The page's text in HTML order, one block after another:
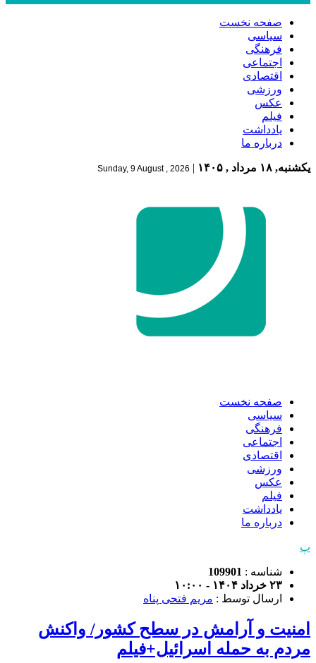
صفحه نخست
سیاسی
فرهنگی
اجتماعی
اقتصادی
ورزشی
عکس
فیلم
یادداشت
درباره ما
یکشنبه, ۱۸ مرداد , ۱۴۰۵ |
Sunday, 9 August , 2026
صفحه نخست
سیاسی
فرهنگی
اجتماعی
اقتصادی
ورزشی
عکس
فیلم
یادداشت
درباره ما
پ
شناسه : 109901
۲۳ خرداد ۱۴۰۴ - ۱۰:۰۰
ارسال توسط : مریم فتحی پناه
امنیت و آرامش در سطح کشور/ واکنش
مردم به حمله اسرائیل+فیلم